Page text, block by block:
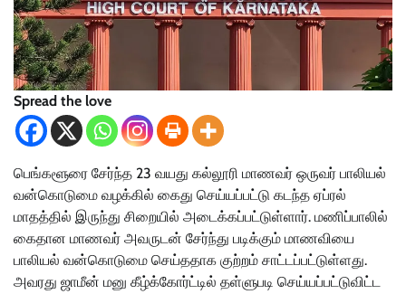
Spread the love
பெங்களூரை சேர்ந்த 23 வயது கல்லூரி மாணவர் ஒருவர் பாலியல்
வன்கொடுமை வழக்கில் கைது செய்யப்பட்டு கடந்த ஏப்ரல்
மாதத்தில் இருந்து சிறையில் அடைக்கப்பட்டுள்ளார். மணிப்பாலில்
கைதான மாணவர் அவருடன் சேர்ந்து படிக்கும் மாணவியை
பாலியல் வன்கொடுமை செய்ததாக குற்றம் சாட்டப்பட்டுள்ளது.
அவரது ஜாமீன் மனு கீழ்க்கோர்ட்டில் தள்ளுபடி செய்யப்பட்டுவிட்ட